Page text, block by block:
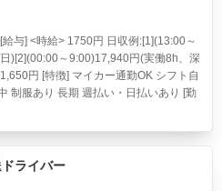
給与] <時給> 1750円 日収例:[1](13:00～
)[2](00:00～9:00)17,940円(実働8h、深
円 [特徴] マイカー通勤OK シフト自
制服あり 長期 週払い・日払いあり [勤
ライバー